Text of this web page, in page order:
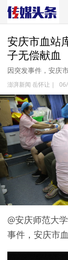
安庆市血站
子无偿献血
因突发事件，安庆
澎湃新闻 岳怀让 |
@安庆师范大
事件，安庆市